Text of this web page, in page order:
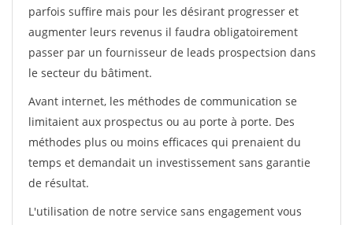
parfois suffire mais pour les désirant progresser et
augmenter leurs revenus il faudra obligatoirement
passer par un fournisseur de leads prospectsion dans
le secteur du bâtiment.
Avant internet, les méthodes de communication se
limitaient aux prospectus ou au porte à porte. Des
méthodes plus ou moins efficaces qui prenaient du
temps et demandait un investissement sans garantie
de résultat.
L'utilisation de notre service sans engagement vous